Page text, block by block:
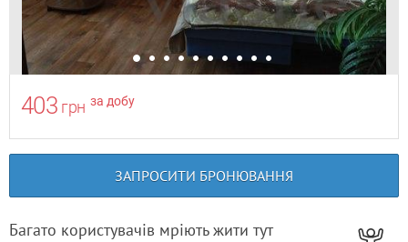
403 грн за добу
ЗАПРОСИТИ БРОНЮВАННЯ
Багато користувачів мріють жити тут